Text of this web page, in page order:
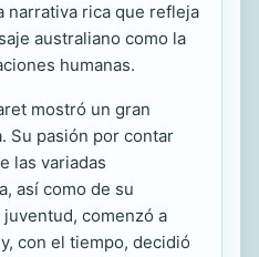
narrativa rica que refleja
australiano como la
humanas.
mostró un gran
Su pasión por contar
las variadas
así como de su
comenzó a
con el tiempo, decidió